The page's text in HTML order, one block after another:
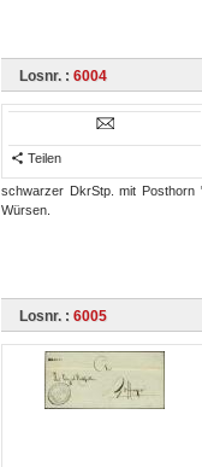
Losnr. : 6004
Teilen
schwarzer DkrStp. mit
Würsen.
Losnr. : 6005